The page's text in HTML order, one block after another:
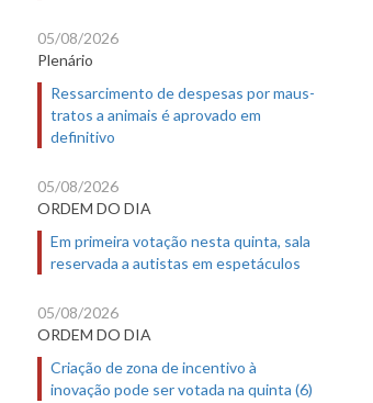
05/08/2026
Plenário
Ressarcimento de despesas por maus-
tratos a animais é aprovado em
definitivo
05/08/2026
ORDEM DO DIA
Em primeira votação nesta quinta, sala
reservada a autistas em espetáculos
05/08/2026
ORDEM DO DIA
Criação de zona de incentivo à
inovação pode ser votada na quinta (6)